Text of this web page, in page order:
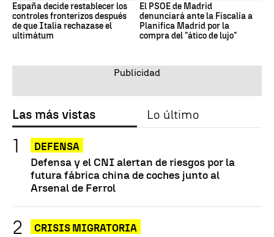
España decide restablecer los
controles fronterizos después
de que Italia rechazase el
ultimátum
El PSOE de Madrid
denunciará ante la Fiscalía a
Planifica Madrid por la
compra del "ático de lujo"
Las más vistas Lo último
DEFENSA
Defensa y el CNI alertan de riesgos por la
futura fábrica china de coches junto al
Arsenal de Ferrol
CRISIS MIGRATORIA